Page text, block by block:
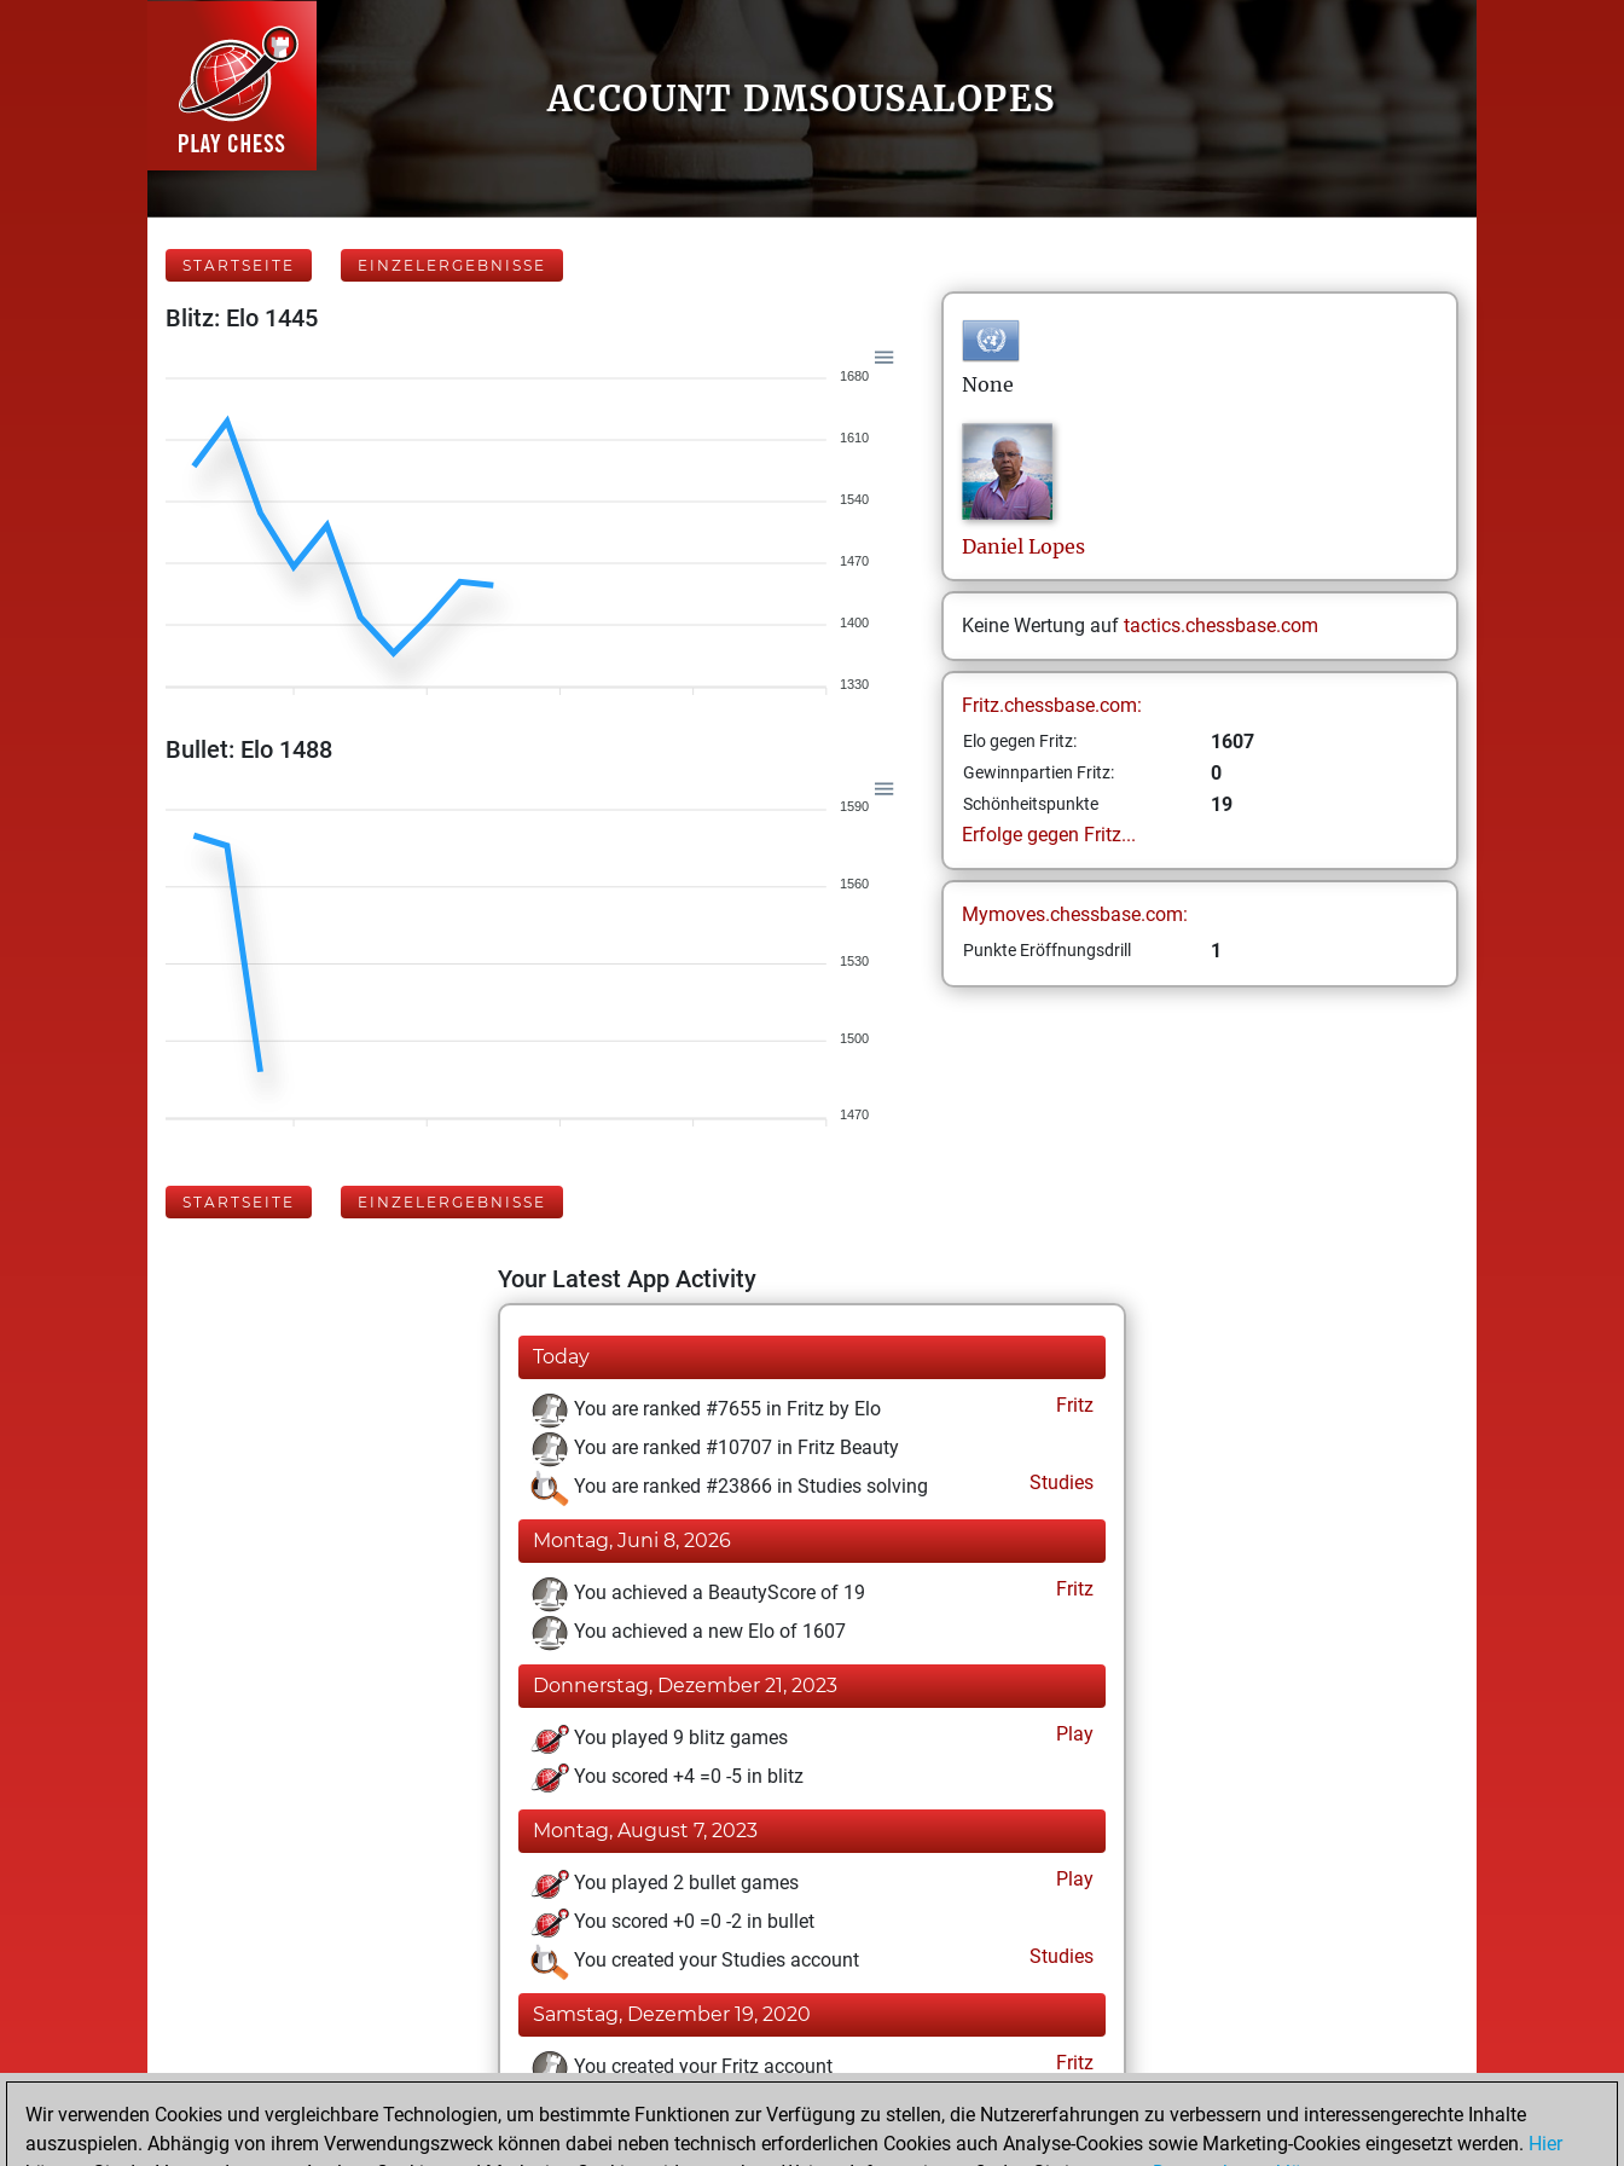
ACCOUNT DMSOUSALOPES
STARTSEITE EINZELERGEBNISSE
Blitz: Elo 1445
1680
1610
1540
1470
1400
1330
Bullet: Elo 1488
1590
1560
1530
1500
1470
None
Daniel Lopes
Keine Wertung auf tactics.chessbase.com
Fritz.chessbase.com:
Elo gegen Fritz: 1607
Gewinnpartien Fritz: 0
Schönheitspunkte
19
Erfolge gegen Fritz...
Mymoves.chessbase.com:
Punkte Eröffnungsdrill 1
STARTSEITE EINZELERGEBNISSE
Your Latest App Activity
Today
You are ranked #7655 in Fritz by Elo
Fritz
You are ranked #10707 in Fritz Beauty
You are ranked #23866 in Studies solving
Studies
Montag, Juni 8, 2026
You achieved a BeautyScore of 19
Fritz
You achieved a new Elo of 1607
Donnerstag, Dezember 21, 2023
You played 9 blitz games
Play
You scored +4 =0 -5 in blitz
Montag, August 7, 2023
You played 2 bullet games
Play
You scored +0 =0 -2 in bullet
You created your Studies account
Studies
Samstag, Dezember 19, 2020
You created your Fritz account Fritz
Samstag, März 7, 2020
Wir verwenden Cookies und vergleichbare Technologien, um bestimmte Funktionen zur Verfügung zu stellen, die Nutzererfahrungen zu verbessern und interessengerechte Inhalte
auszuspielen. Abhängig von ihrem Verwendungszweck können dabei neben technisch erforderlichen Cookies auch Analyse-Cookies sowie Marketing-Cookies eingesetzt werden. Hier